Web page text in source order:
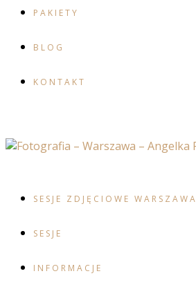
PAKIETY
BLOG
KONTAKT
SESJE ZDJĘCIOWE WARSZAWA
SESJE
INFORMACJE